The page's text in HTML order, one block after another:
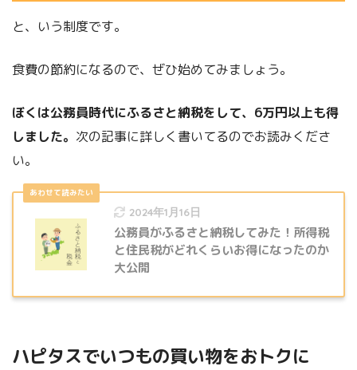
と、いう制度です。
食費の節約になるので、ぜひ始めてみましょう。
ぼくは公務員時代にふるさと納税をして、6万円以上も得
しました。 次の記事に詳しく書いてるのでお読みくださ
い。
2024年1月16日
公務員がふるさと納税してみた！所得税
と住民税がどれくらいお得になったのか
大公開
ハピタスでいつもの買い物をおトクに